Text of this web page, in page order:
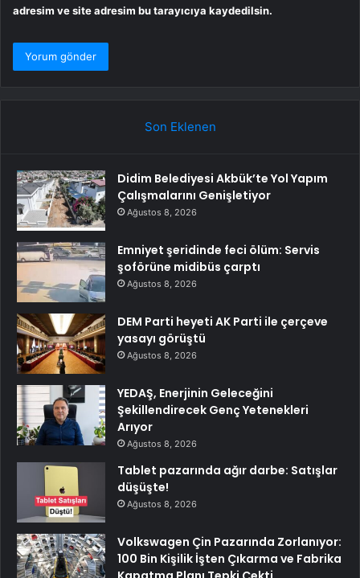
adresim ve site adresim bu tarayıcıya kaydedilsin.
Son Eklenen
Didim Belediyesi Akbük’te Yol Yapım
Çalışmalarını Genişletiyor
Ağustos 8, 2026
Emniyet şeridinde feci ölüm: Servis
şoförüne midibüs çarptı
Ağustos 8, 2026
DEM Parti heyeti AK Parti ile çerçeve
yasayı görüştü
Ağustos 8, 2026
YEDAŞ, Enerjinin Geleceğini
Şekillendirecek Genç Yetenekleri
Arıyor
Ağustos 8, 2026
Tablet pazarında ağır darbe: Satışlar
düşüşte!
Ağustos 8, 2026
Volkswagen Çin Pazarında Zorlanıyor:
100 Bin Kişilik İşten Çıkarma ve Fabrika